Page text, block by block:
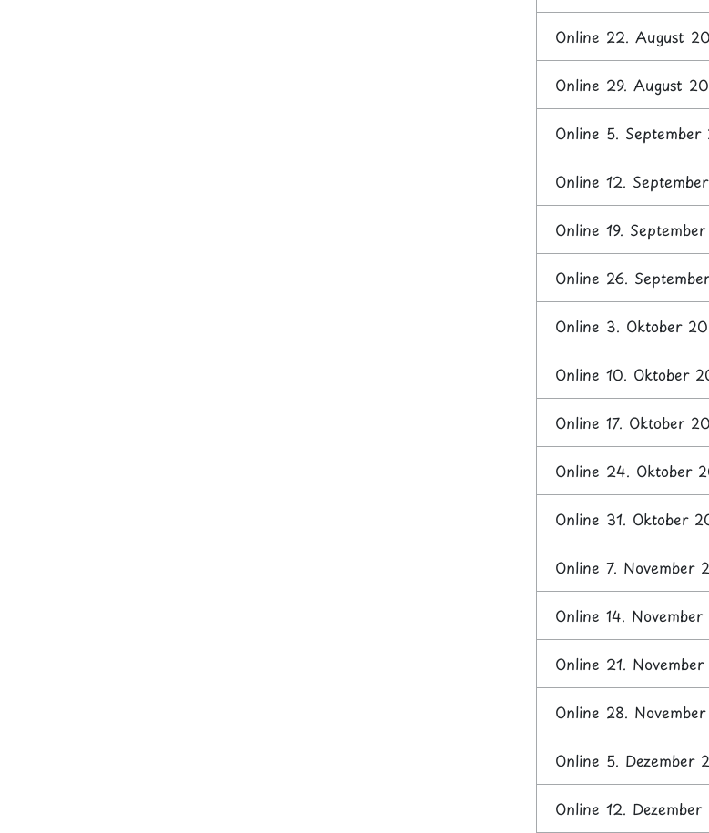
Online 22. August
Online 29. August
Online 5.
Online 12.
Online 19.
Online 26.
Online 3. Oktober
Online 10. Oktober
Online 17. Oktober
Online 24. Oktober
Online 31. Oktober
Online 7. November
Online 14.
Online 21.
Online 28.
Online 5. Dezember
Online 12.